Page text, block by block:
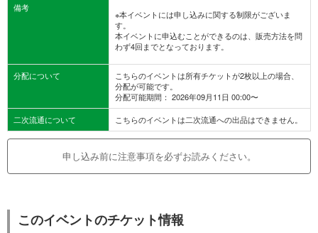
備考
※本イベントには申し込みに関する制限がございま
す。
本イベントに申込むことができるのは、販売方法を問
わず4回までとなっております。
分配について
こちらのイベントは所有チケットが2枚以上の場合、
分配が可能です。
分配可能期間： 2026年09月11日 00:00〜
二次流通について
こちらのイベントは二次流通への出品はできません。
申し込み前に注意事項を必ずお読みください。
このイベントのチケット情報